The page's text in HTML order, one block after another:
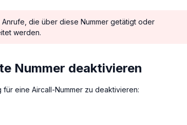
die über diese Nummer getätigt oder
werden.
Nummer deaktivieren
eine Aircall-Nummer zu deaktivieren: